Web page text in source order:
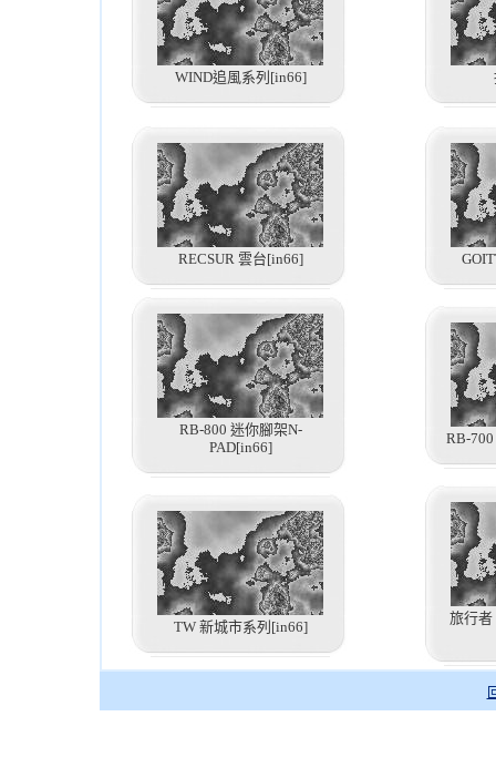
WIND追風系列[in66]
RECSUR 雲台[in66]
RB-800 迷你腳架N-
PAD[in66]
RB-
TW 新城市系列[in66]
旅行者